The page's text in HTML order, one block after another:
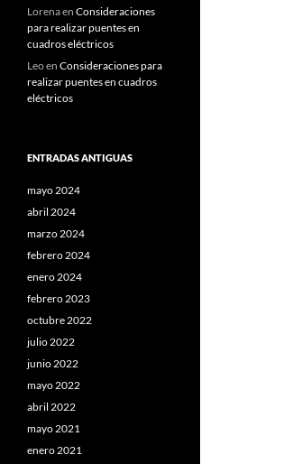
Lorenaen Consideraciones
para realizar puentes en
cuadros eléctricos
Leoen Consideraciones para
realizar puentes en cuadros
eléctricos
ENTRADAS ANTIGUAS
mayo 2024
abril 2024
marzo 2024
febrero 2024
enero 2024
febrero 2023
octubre 2022
julio 2022
junio 2022
mayo 2022
abril 2022
mayo 2021
enero 2021